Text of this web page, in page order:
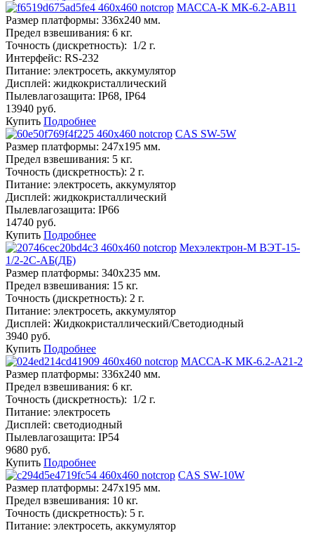
МАССА-К МК-6.2-AB11
Размер платформы: 336х240 мм.
Предел взвешивания: 6 кг.
Точность (дискретность): 1/2 г.
Интерфейс: RS-232
Питание: электросеть, аккумулятор
Дисплей: жидкокристаллический
Пылевлагозащита: IP68, IP64
13940 руб.
Купить Подробнее
CAS SW-5W
Размер платформы: 247х195 мм.
Предел взвешивания: 5 кг.
Точность (дискретность): 2 г.
Питание: электросеть, аккумулятор
Дисплей: жидкокристаллический
Пылевлагозащита: IP66
14740 руб.
Купить Подробнее
Мехэлектрон-М ВЭТ-15-
1/2-2С-АБ(ДБ)
Размер платформы: 340х235 мм.
Предел взвешивания: 15 кг.
Точность (дискретность): 2 г.
Питание: электросеть, аккумулятор
Дисплей: Жидкокристаллический/Светодиодный
3940 руб.
Купить Подробнее
МАССА-К МК-6.2-А21-2
Размер платформы: 336х240 мм.
Предел взвешивания: 6 кг.
Точность (дискретность): 1/2 г.
Питание: электросеть
Дисплей: светодиодный
Пылевлагозащита: IP54
9680 руб.
Купить Подробнее
CAS SW-10W
Размер платформы: 247х195 мм.
Предел взвешивания: 10 кг.
Точность (дискретность): 5 г.
Питание: электросеть, аккумулятор